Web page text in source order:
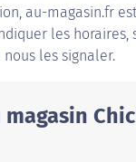
au-magasin.fr
les horaires,
les signaler.
magasin